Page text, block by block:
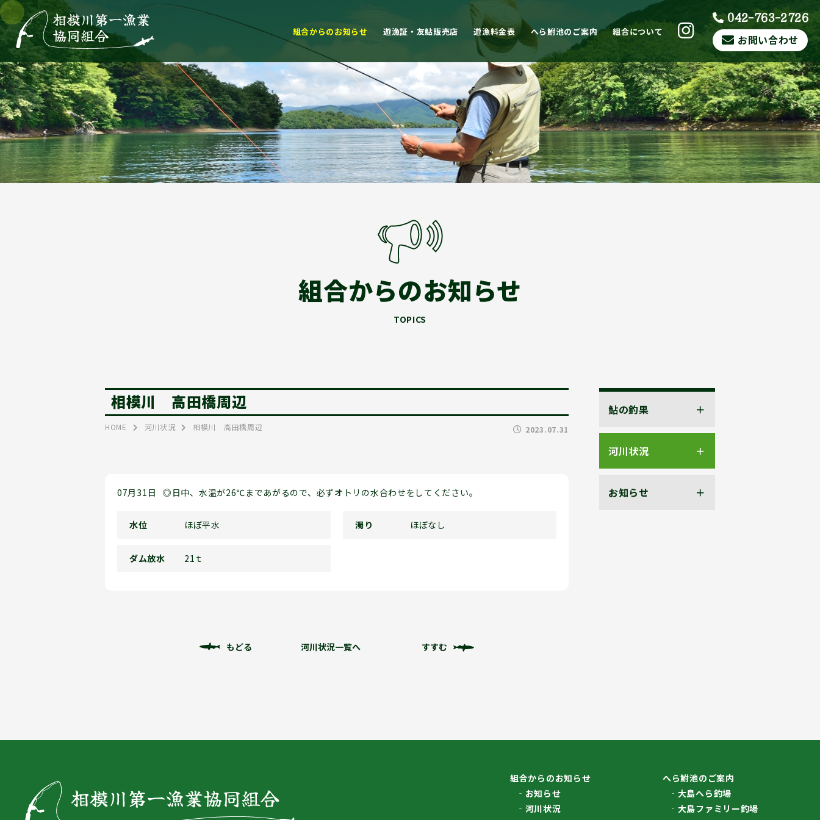
組合からのお知らせ 遊漁証・友鮎販売店 遊漁料金表 へら鮒池のご案内 組合について
042-763-2726
お問い合わせ
組合からのお知らせ
TOPICS
相模川 高田橋周辺
HOME 河川状況 相模川 高田橋周辺 2023.07.31
07月31日 ◎日中、水温が26℃まであがるので、必ずオトリの水合わせをしてください。
水位 ほぼ平水 濁り ほぼなし
ダム放水 21ｔ
もどる 河川状況一覧へ すすむ
鮎の釣果
河川状況
お知らせ
組合からのお知らせ
お知らせ
河川状況
へら鮒池のご案内
大島へら釣場
大島ファミリー釣場